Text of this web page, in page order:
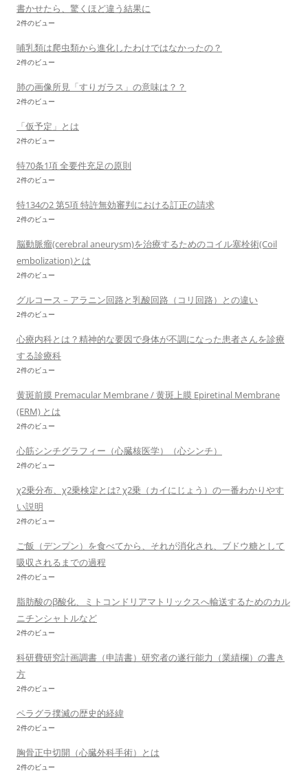
書かせたら、驚くほど違う結果に
2件のビュー
哺乳類は爬虫類から進化したわけではなかったの？
2件のビュー
肺の画像所見「すりガラス」の意味は？？
2件のビュー
「仮予定」とは
2件のビュー
特70条1項 全要件充足の原則
2件のビュー
特134の2 第5項 特許無効審判における訂正の請求
2件のビュー
脳動脈瘤(cerebral aneurysm)を治療するためのコイル塞栓術(Coil
embolization)とは
2件のビュー
グルコース－アラニン回路と乳酸回路（コリ回路）との違い
2件のビュー
心療内科とは？精神的な要因で身体が不調になった患者さんを診療
する診療科
2件のビュー
黄斑前膜 Premacular Membrane / 黄斑上膜 Epiretinal Membrane
(ERM) とは
2件のビュー
心筋シンチグラフィー（心臓核医学）（心シンチ）
2件のビュー
χ2乗分布、χ2乗検定とは? χ2乗（カイにじょう）の一番わかりやす
い説明
2件のビュー
ご飯（デンプン）を食べてから、それが消化され、ブドウ糖として
吸収されるまでの過程
2件のビュー
脂肪酸のβ酸化、ミトコンドリアマトリックスへ輸送するためのカル
ニチンシャトルなど
2件のビュー
科研費研究計画調書（申請書）研究者の遂行能力（業績欄）の書き
方
2件のビュー
ペラグラ撲滅の歴史的経緯
2件のビュー
胸骨正中切開（心臓外科手術）とは
2件のビュー